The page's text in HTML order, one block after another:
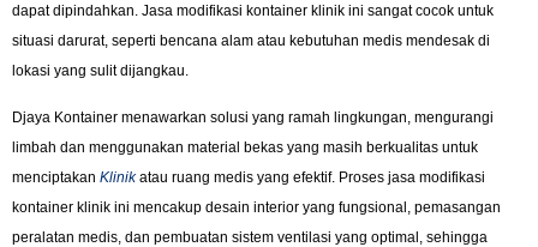
dapat dipindahkan. Jasa modifikasi kontainer klinik ini sangat cocok untuk
situasi darurat, seperti bencana alam atau kebutuhan medis mendesak di
lokasi yang sulit dijangkau.
Djaya Kontainer menawarkan solusi yang ramah lingkungan, mengurangi
limbah dan menggunakan material bekas yang masih berkualitas untuk
menciptakan Klinikatau ruang medis yang efektif. Proses jasa modifikasi
kontainer klinik ini mencakup desain interior yang fungsional, pemasangan
peralatan medis, dan pembuatan sistem ventilasi yang optimal, sehingga